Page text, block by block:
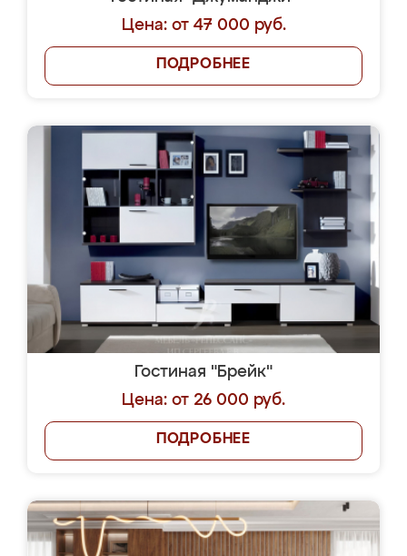
Цена: от 47 000 руб.
ПОДРОБНЕЕ
Гостиная "Брейк"
Цена: от 26 000 руб.
ПОДРОБНЕЕ